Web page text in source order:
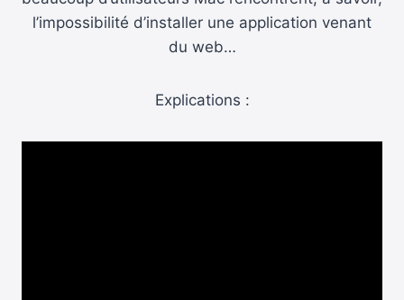
l’impossibilité d’installer une application venant
du web…
Explications :